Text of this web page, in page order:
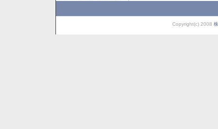
Copyright(c) 2008